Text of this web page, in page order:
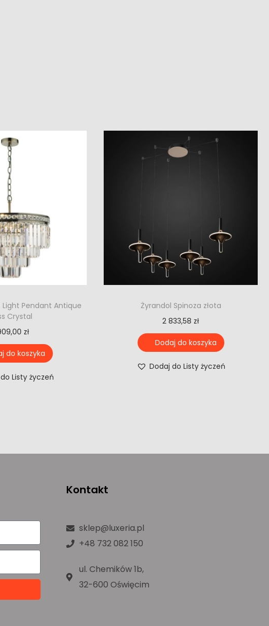
Pendant Antique
Crystal
zł
do koszyka
Listy życzeń
Żyrandol Spinoza złota
2 833,58 zł
Dodaj do koszyka
Dodaj do Listy życzeń
Kontakt
sklep@luxeria.pl
+48 732 082 150
ul. Chemików 1b,
32-600 Oświęcim